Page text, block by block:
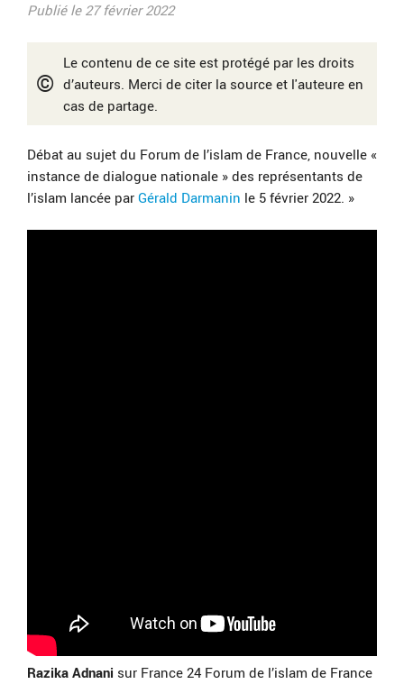
Publié le 27 février 2022
©
Le contenu de ce site est protégé par les droits
d’auteurs. Merci de citer la source et l'auteure en
cas de partage.
Débat au sujet du Forum de l’islam de France, nouvelle «
instance de dialogue nationale » des représentants de
l’islam lancée par Gérald Darmanin le 5 février 2022. »
Razika Adnani sur France 24 Forum de l’islam de France